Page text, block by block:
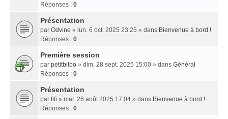
Réponses : 0
Présentation
par Odvine » lun. 6 oct. 2025 23:25 » dans Bienvenue à bord !
Réponses : 0
Première session
par petitbilbo » dim. 28 sept. 2025 15:00 » dans Général
Réponses : 0
Présentation
par fifi » mar. 26 août 2025 17:04 » dans Bienvenue à bord !
Réponses : 0